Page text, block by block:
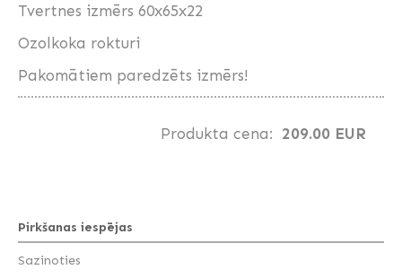
Tvertnes izmērs 60x65x22
Ozolkoka rokturi
Pakomātiem paredzēts izmērs!
Produkta cena: 209.00 EUR
Pirkšanas iespējas
Sazinoties